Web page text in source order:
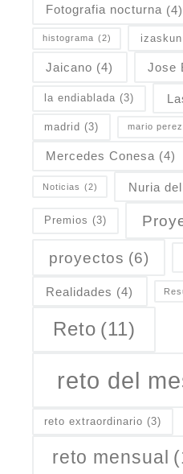
Fotografia nocturna (4)
histograma (2)
Jaicano (4) Jose
la endiablada (3)
madrid (3) mario perez
Mercedes Conesa (4)
Noticias (2) Nuria
Premios (3)
proyectos (6)
Realidades (4)
Reto (11)
reto del
reto extraordinario (3)
reto mensual